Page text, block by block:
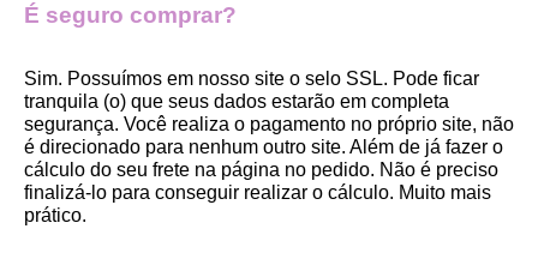
É seguro comprar?
Sim. Possuímos em nosso site o selo SSL. Pode ficar
tranquila (o) que seus dados estarão em completa
segurança. Você realiza o pagamento no próprio site, não
é direcionado para nenhum outro site. Além de já fazer o
cálculo do seu frete na página no pedido. Não é preciso
finalizá-lo para conseguir realizar o cálculo. Muito mais
prático.